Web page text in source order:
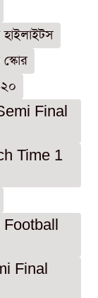
Final
Time 1
Final